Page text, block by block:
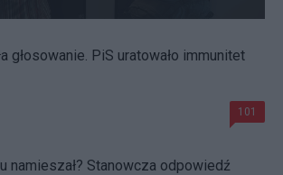
głosowanie. PiS uratowało immunitet
101
namieszał? Stanowcza odpowiedź